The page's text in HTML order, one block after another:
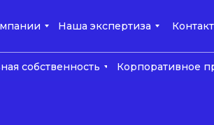
Наша экспертиза
собственность Корпоративное